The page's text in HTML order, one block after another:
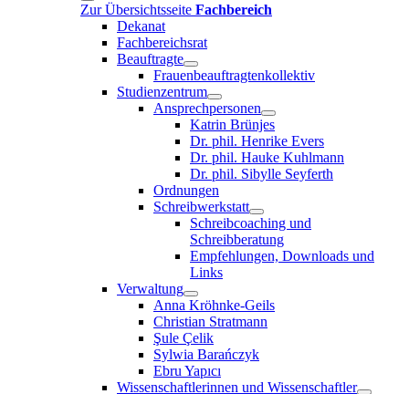
Zur Übersichtsseite Fachbereich
Dekanat
Fachbereichsrat
Beauftragte
Frauenbeauftragtenkollektiv
Studienzentrum
Ansprechpersonen
Katrin Brünjes
Dr. phil. Henrike Evers
Dr. phil. Hauke Kuhlmann
Dr. phil. Sibylle Seyferth
Ordnungen
Schreibwerkstatt
Schreibcoaching und
Schreibberatung
Empfehlungen, Downloads und
Links
Verwaltung
Anna Kröhnke-Geils
Christian Stratmann
Şule Çelik
Sylwia Barańczyk
Ebru Yapıcı
Wissenschaftlerinnen und Wissenschaftler